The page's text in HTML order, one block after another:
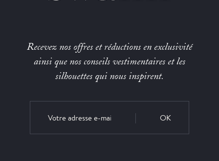
Recevez nos offres et réductions en exclusivité
ainsi que nos conseils vestimentaires et les
silhouettes qui nous inspirent.
OK